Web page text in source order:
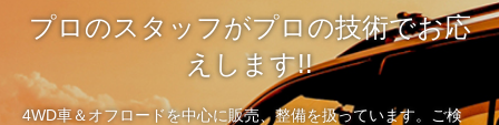
プロのスタッフがプロの技術でお応
えします!!
4WD車＆オフロードを中心に販売、整備を扱っています。ご検